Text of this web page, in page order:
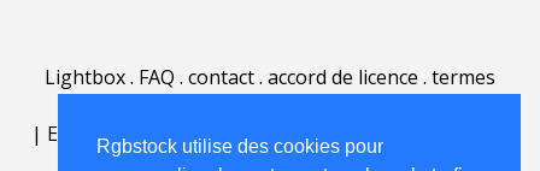
Rgbstock utilise des cookies pour
Lightbox. FAQ . contact. accord de licence . termes
| English | Deutsch| Español |
Nederlands|